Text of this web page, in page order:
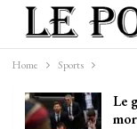
Home Sports
Le